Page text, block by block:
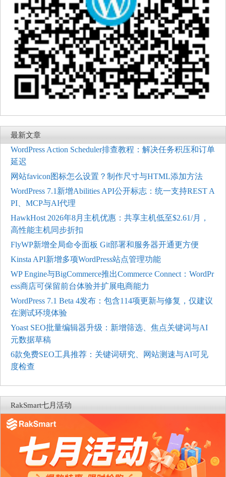
最新文章
WordPress Action Scheduler排查教程：解决任务积压和订单
延迟
网站favicon图标怎么设置？制作尺寸与HTML添加方法
WordPress 7.1新增Abilities API公开标志：统一支持REST A
PI、MCP与AI代理
HawkHost 2026年8月主机优惠：共享主机低至$2.61/月，
高性能主机同步折扣
FlyWP新增全局命令面板 Git部署和服务器开通更方便
Kinsta API新增多项WordPress站点管理功能
WP Engine与BigCommerce推出Commerce Connect：WordPr
ess商店可保留前台体验并扩展电商能力
WordPress 7.1 Beta 4发布：包含114项更新与修复，仅建议
在测试环境体验
Yoast SEO批量编辑器升级：新增筛选、焦点关键词与AI
元数据草稿
6款免费SEO工具推荐：关键词研究、网站测速与AI可见
度检查
RakSmart七月活动